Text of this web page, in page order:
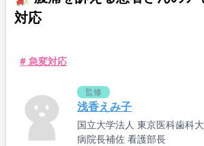
対応
# 急変対応
監修
浅香えみ子
国立大学法人 東京医科歯科
病院長補佐 看護部長